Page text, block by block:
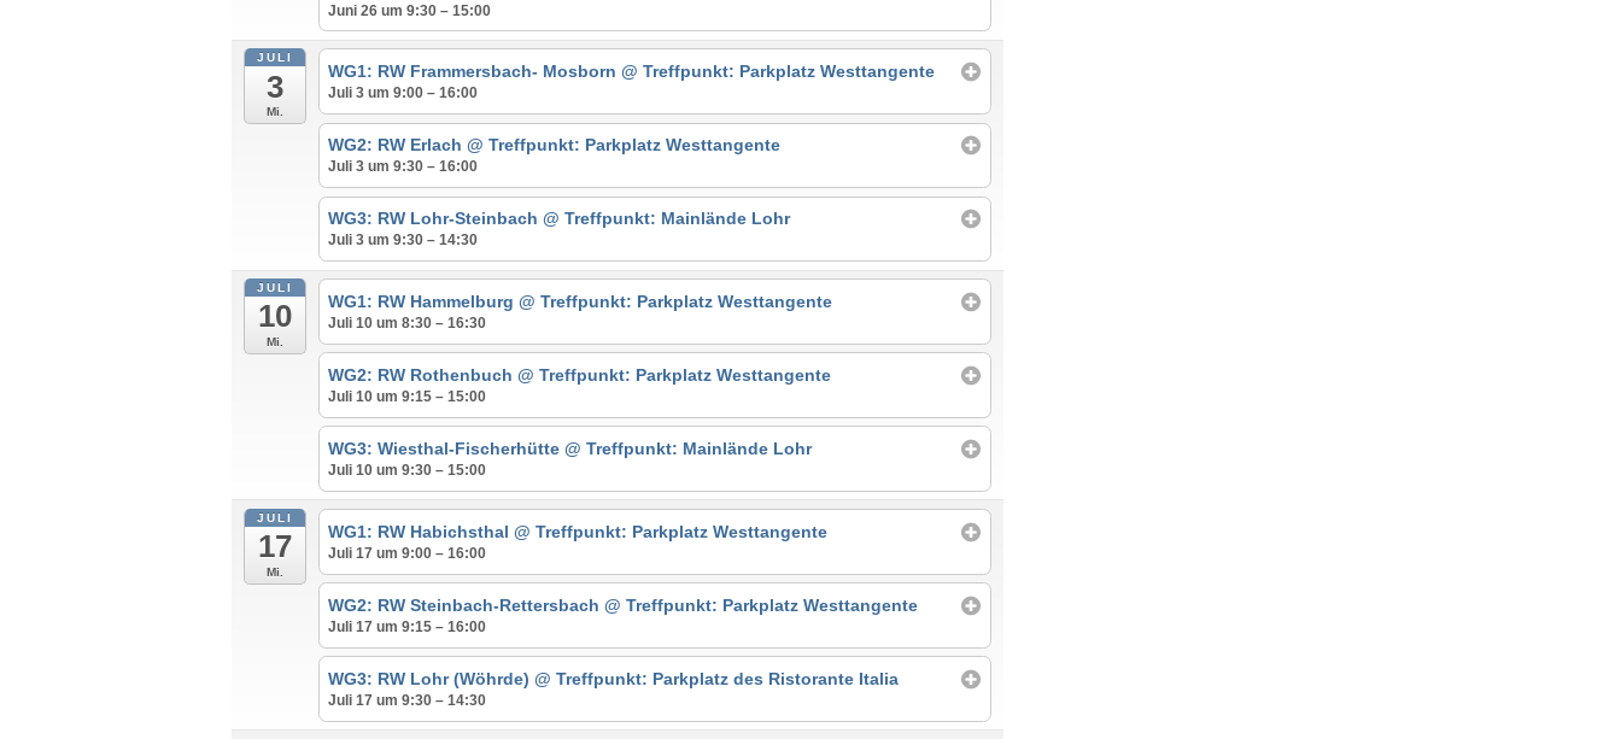
Juni 26 um 9:30 – 15:00
JULI
3
Mi.
WG1: RW Frammersbach- Mosborn@ Treffpunkt: Parkplatz Westtangente
Juli 3 um 9:00 – 16:00
WG2: RW Erlach@ Treffpunkt: Parkplatz Westtangente
Juli 3 um 9:30 – 16:00
WG3: RW Lohr-Steinbach@ Treffpunkt: Mainlände Lohr
Juli 3 um 9:30 – 14:30
JULI
10
Mi.
WG1: RW Hammelburg@ Treffpunkt: Parkplatz Westtangente
Juli 10 um 8:30 – 16:30
WG2: RW Rothenbuch@ Treffpunkt: Parkplatz Westtangente
Juli 10 um 9:15 – 15:00
WG3: Wiesthal-Fischerhütte@ Treffpunkt: Mainlände Lohr
Juli 10 um 9:30 – 15:00
JULI
17
Mi.
WG1: RW Habichsthal@ Treffpunkt: Parkplatz Westtangente
Juli 17 um 9:00 – 16:00
WG2: RW Steinbach-Rettersbach@ Treffpunkt: Parkplatz Westtangente
Juli 17 um 9:15 – 16:00
WG3: RW Lohr (Wöhrde)@ Treffpunkt: Parkplatz des Ristorante Italia
Juli 17 um 9:30 – 14:30